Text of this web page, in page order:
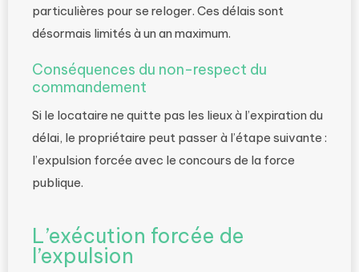
particulières pour se reloger. Ces délais sont
désormais limités à un an maximum.
Conséquences du non-respect du
commandement
Si le locataire ne quitte pas les lieux à l’expiration du
délai, le propriétaire peut passer à l’étape suivante :
l’expulsion forcée avec le concours de la force
publique.
L’exécution forcée de
l’expulsion